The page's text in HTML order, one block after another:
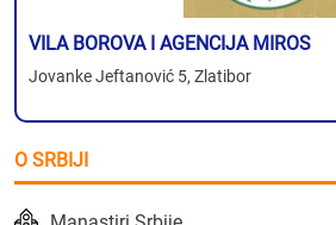
VILA BOROVA I AGENCIJA MIROS
Jovanke Jeftanović 5, Zlatibor
O SRBIJI